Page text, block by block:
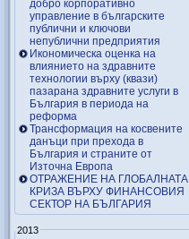
добро корпоративно
управление в българските
публични и ключови
непублични предприятия
Икономическа оценка на
влиянието на здравните
технологии върху (квази)
пазарана здравните услуги в
България в периода на
реформа
Трансформация на косвените
данъци при прехода в
България и страните от
Източна Европа
ОТРАЖЕНИЕ НА ГЛОБАЛНАТА
КРИЗА ВЪРХУ ФИНАНСОВИЯ
СЕКТОР НА БЪЛГАРИЯ
2013